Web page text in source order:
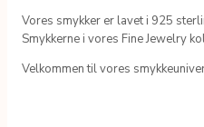
Vores smykker er lavet i 925
Smykkerne i vores Fine Jewelry
Velkommen til vores